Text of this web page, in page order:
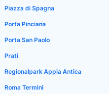
Piazza di Spagna
Porta Pinciana
Porta San Paolo
Prati
Regionalpark Appia Antica
Roma Termini